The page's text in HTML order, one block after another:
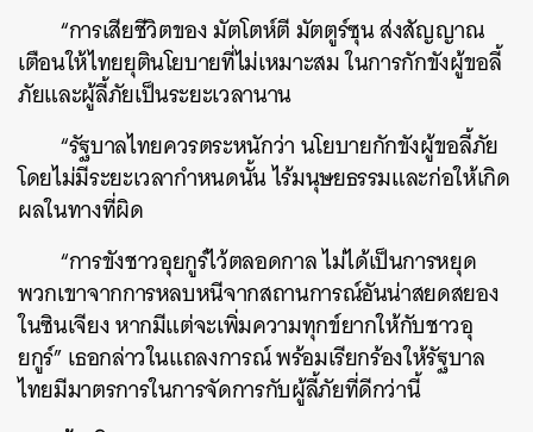
“การเสียชีวิตของ มัตโตห์ตี มัตตูร์ซุน ส่งสัญญาณ
เตือนให้ไทยยุตินโยบายที่ไม่เหมาะสม ในการกักขังผู้ขอลี้
ภัยและผู้ลี้ภัยเป็นระยะเวลานาน
“รัฐบาลไทยควรตระหนักว่า นโยบายกักขังผู้ขอลี้ภัย
โดยไม่มีระยะเวลากำหนดนั้น ไร้มนุษยธรรมและก่อให้เกิด
ผลในทางที่ผิด
“การขังชาวอุยกูร์ไว้ตลอดกาล ไม่ได้เป็นการหยุด
พวกเขาจากการหลบหนีจากสถานการณ์อันน่าสยดสยอง
ในซินเจียง หากมีแต่จะเพิ่มความทุกข์ยากให้กับชาวอุ
ยกูร์” เธอกล่าวในแถลงการณ์ พร้อมเรียกร้องให้รัฐบาล
ไทยมีมาตรการในการจัดการกับผู้ลี้ภัยที่ดีกว่านี้
ค้นหา
SHARE TWEET LINE